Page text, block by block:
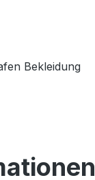
Bekleidung